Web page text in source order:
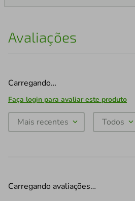
Avaliações
Carregando…
Faça login para avaliar este produto
Mais recentes Todos
Carregando avaliações…